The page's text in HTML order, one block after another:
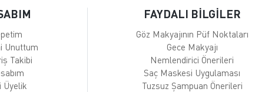
Unuttum
Takibi
Üyelik
FAYDALI BİLGİLER
Göz Makyajının Püf Noktaları
Gece Makyajı
Nemlendirici Önerileri
Saç Maskesi Uygulaması
Tuzsuz Şampuan Önerileri